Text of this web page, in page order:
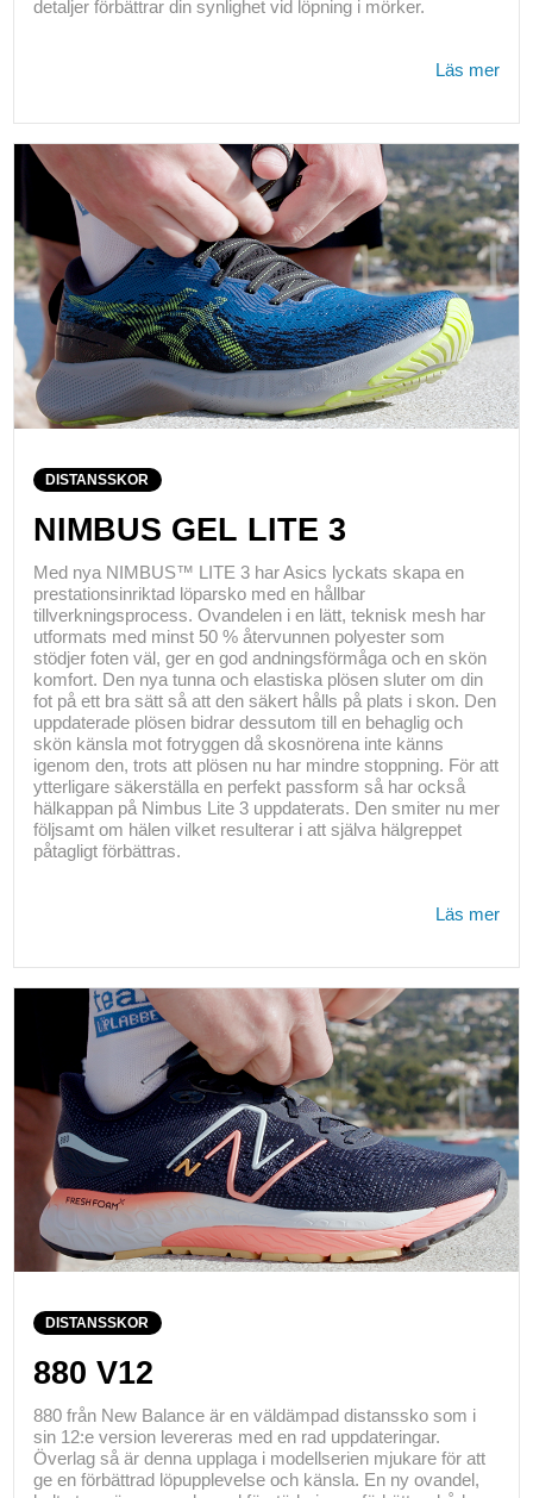
detaljer förbättrar din synlighet vid löpning i mörker.
Läs mer
DISTANSSKOR
NIMBUS GEL LITE 3
Med nya NIMBUS™ LITE 3 har Asics lyckats skapa en
prestationsinriktad löparsko med en hållbar
tillverkningsprocess. Ovandelen i en lätt, teknisk mesh har
utformats med minst 50 % återvunnen polyester som
stödjer foten väl, ger en god andningsförmåga och en skön
komfort. Den nya tunna och elastiska plösen sluter om din
fot på ett bra sätt så att den säkert hålls på plats i skon. Den
uppdaterade plösen bidrar dessutom till en behaglig och
skön känsla mot fotryggen då skosnörena inte känns
igenom den, trots att plösen nu har mindre stoppning. För att
ytterligare säkerställa en perfekt passform så har också
hälkappan på Nimbus Lite 3 uppdaterats. Den smiter nu mer
följsamt om hälen vilket resulterar i att själva hälgreppet
påtagligt förbättras.
Läs mer
DISTANSSKOR
880 V12
880 från New Balance är en väldämpad distanssko som i
sin 12:e version levereras med en rad uppdateringar.
Överlag så är denna upplaga i modellserien mjukare för att
ge en förbättrad löpupplevelse och känsla. En ny ovandel,